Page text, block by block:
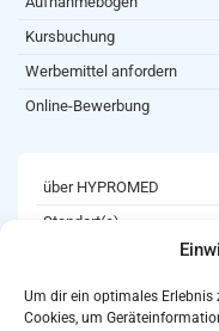
Um dir ein optimales Erlebnis
Cookies, um
Kursbuchung
Werbemittel anfordern
Online-Bewerbung
über HYPROMED
Standort(e)
Karriere
Newsletter